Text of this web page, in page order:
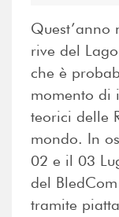
Quest’anno
rive del
che è
momento di
teorici delle
mondo. In
02 e il 03
del
tramite